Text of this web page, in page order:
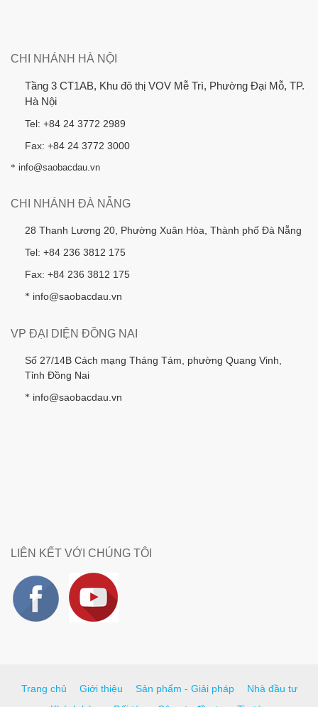
CHI NHÁNH HÀ NỘI
Tầng 3 CT1AB, Khu đô thị VOV Mễ Trì, Phường Đại Mỗ, TP.
Hà Nội
Tel: +84 24 3772 2989
Fax: +84 24 3772 3000
* info@saobacdau.vn
CHI NHÁNH ĐÀ NẴNG
28 Thanh Lương 20, Phường Xuân Hòa, Thành phố Đà Nẵng
Tel: +84 236 3812 175
Fax: +84 236 3812 175
* info@saobacdau.vn
VP ĐẠI DIỆN ĐỒNG NAI
Số 27/14B Cách mạng Tháng Tám, phường Quang Vinh,
Tỉnh Đồng Nai
* info@saobacdau.vn
LIÊN KẾT VỚI CHÚNG TÔI
Trang chủ Giới thiệu Sản phẩm - Giải pháp
Nhà đầu tư